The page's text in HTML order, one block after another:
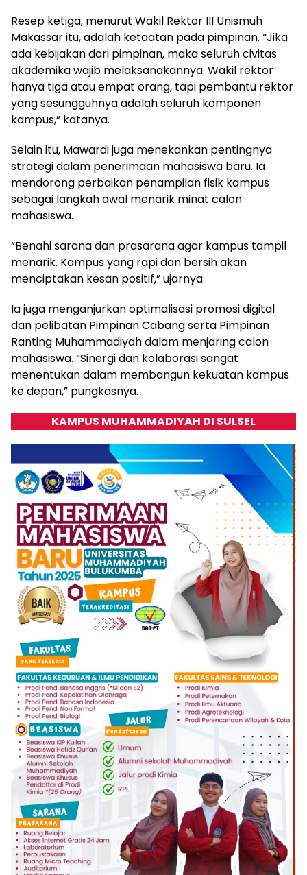
Resep ketiga, menurut Wakil Rektor III Unismuh
Makassar itu, adalah ketaatan pada pimpinan. “Jika
ada kebijakan dari pimpinan, maka seluruh civitas
akademika wajib melaksanakannya. Wakil rektor
hanya tiga atau empat orang, tapi pembantu rektor
yang sesungguhnya adalah seluruh komponen
kampus,” katanya.
Selain itu, Mawardi juga menekankan pentingnya
strategi dalam penerimaan mahasiswa baru. Ia
mendorong perbaikan penampilan fisik kampus
sebagai langkah awal menarik minat calon
mahasiswa.
“Benahi sarana dan prasarana agar kampus tampil
menarik. Kampus yang rapi dan bersih akan
menciptakan kesan positif,” ujarnya.
Ia juga menganjurkan optimalisasi promosi digital
dan pelibatan Pimpinan Cabang serta Pimpinan
Ranting Muhammadiyah dalam menjaring calon
mahasiswa. “Sinergi dan kolaborasi sangat
menentukan dalam membangun kekuatan kampus
ke depan,” pungkasnya.
KAMPUS MUHAMMADIYAH DI SULSEL